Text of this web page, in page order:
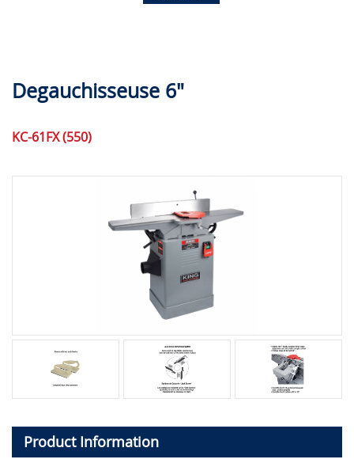
Degauchisseuse 6"
KC-61FX (550)
Product Information